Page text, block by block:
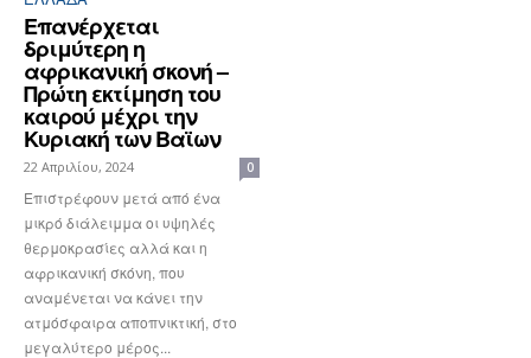
Επανέρχεται
δριμύτερη η
αφρικανική σκονή –
Πρώτη εκτίμηση του
καιρού μέχρι την
Κυριακή των Βαϊων
22 Απριλίου, 2024 0
Επιστρέφουν μετά από ένα
μικρό διάλειμμα οι υψηλές
θερμοκρασίες αλλά και η
αφρικανική σκόνη, που
αναμένεται να κάνει την
ατμόσφαιρα αποπνικτική, στο
μεγαλύτερο μέρος...